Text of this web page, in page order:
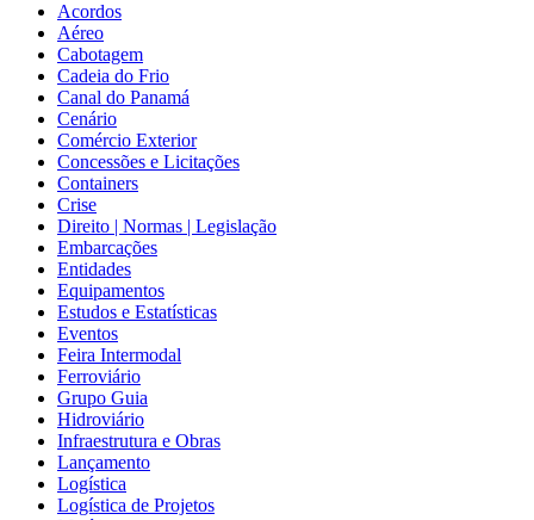
Acordos
Aéreo
Cabotagem
Cadeia do Frio
Canal do Panamá
Cenário
Comércio Exterior
Concessões e Licitações
Containers
Crise
Direito | Normas | Legislação
Embarcações
Entidades
Equipamentos
Estudos e Estatísticas
Eventos
Feira Intermodal
Ferroviário
Grupo Guia
Hidroviário
Infraestrutura e Obras
Lançamento
Logística
Logística de Projetos